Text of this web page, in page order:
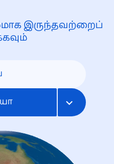
இருந்தவற்றைப்